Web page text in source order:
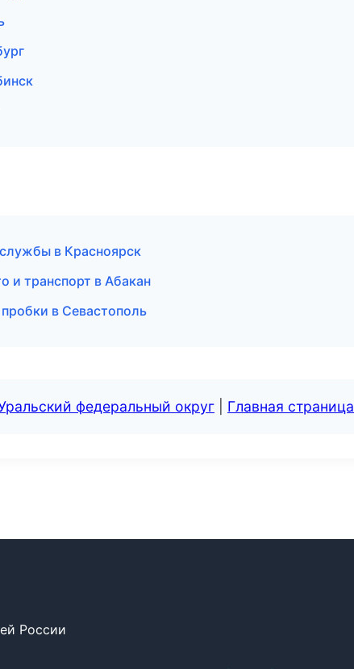
в Красноярск
и транспорт в Абакан
в Севастополь
федеральный округ Главная страница
России